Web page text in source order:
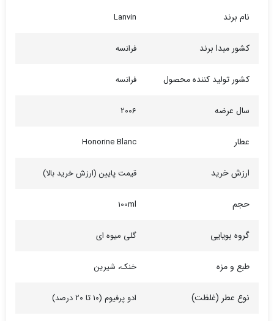
نام برند Lanvin
کشور مبدا برند فرانسه
کشور تولید کننده محصول فرانسه
سال عرضه 2006
عطار Honorine Blanc
ارزش خرید قیمت پایین (ارزش خرید بالا)
حجم 100ml
گروه بویایی گلی میوه ای
طبع و مزه خنک، شیرین
نوع عطر (غلظت) ادو پرفیوم (10 تا 20 درصد)